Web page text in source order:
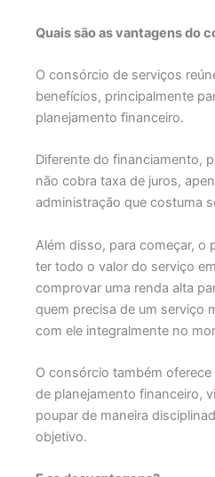
Quais são as vantagens do
O consórcio de serviços
benefícios, principalmente
planejamento financeiro.
Diferente do financiamento,
não cobra taxa de juros,
administração que costuma
Além disso, para começar, o
ter todo o valor do serviço
comprovar uma renda alta
quem precisa de um serviço
com ele integralmente no
O consórcio também
de planejamento financeiro,
poupar de maneira
objetivo.